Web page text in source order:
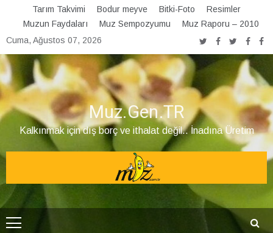
content
Tarım Takvimi Bodur meyve Bitki-Foto
Resimler
Muzun Faydaları
Muz Sempozyumu
Muz Raporu – 2010
Cuma, Ağustos 07, 2026
Muz.Gen.TR
Kalkınmak için dış borç ve ithalat değil.. İnadına Üretim